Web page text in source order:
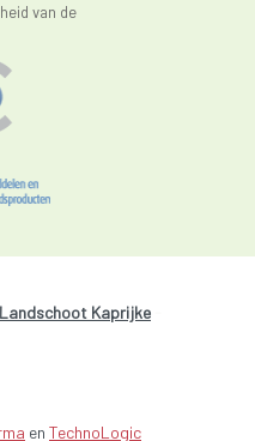
van de
Kaprijke
en TechnoLogic